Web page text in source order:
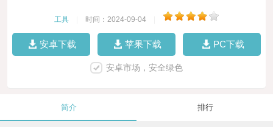
工具 时间：2024-09-04
安卓下载 苹果下载 PC下载
安卓市场，安全绿色
简介 排行